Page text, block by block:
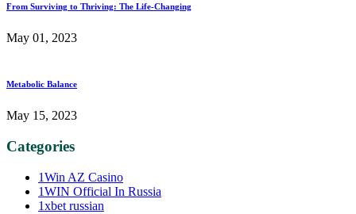
From Surviving to Thriving: The Life-Changing
May 01, 2023
Metabolic Balance
May 15, 2023
Categories
1Win AZ Casino
1WIN Official In Russia
1xbet russian